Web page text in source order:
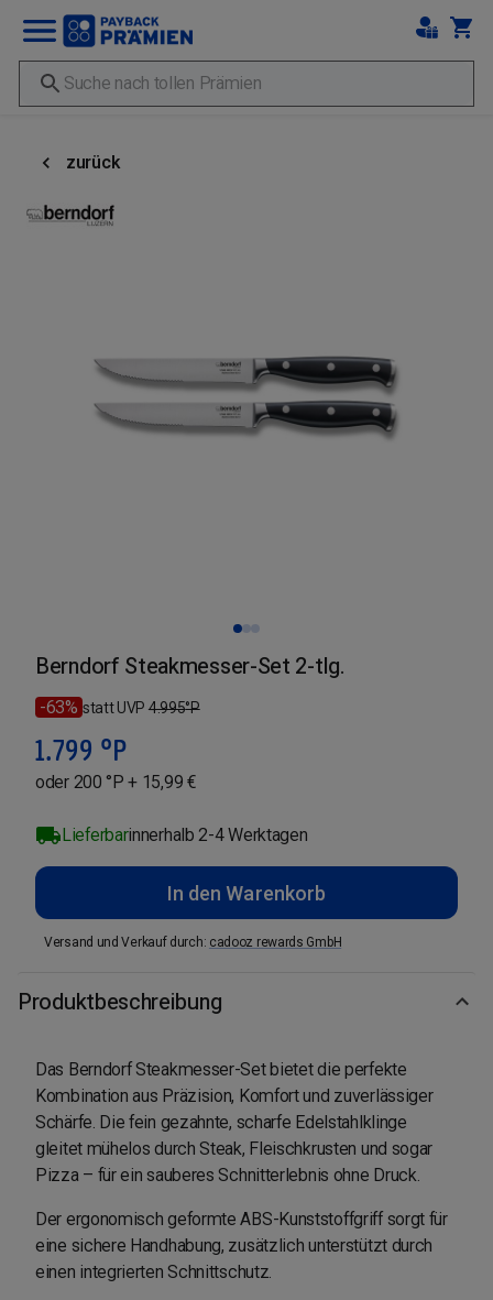
zurück
Berndorf Steakmesser-Set 2-tlg.
-63% statt UVP 4.995°P
1.799 °P
oder 200 °P + 15,99 €
Lieferbarinnerhalb 2-4 Werktagen
In den Warenkorb
Versand und Verkauf durch: cadooz rewards GmbH
Produktbeschreibung
Das Berndorf Steakmesser-Set bietet die perfekte
Kombination aus Präzision, Komfort und zuverlässiger
Schärfe. Die fein gezahnte, scharfe Edelstahlklinge
gleitet mühelos durch Steak, Fleischkrusten und sogar
Pizza – für ein sauberes Schnitterlebnis ohne Druck.
Der ergonomisch geformte ABS-Kunststoffgriff sorgt für
eine sichere Handhabung, zusätzlich unterstützt durch
einen integrierten Schnittschutz.